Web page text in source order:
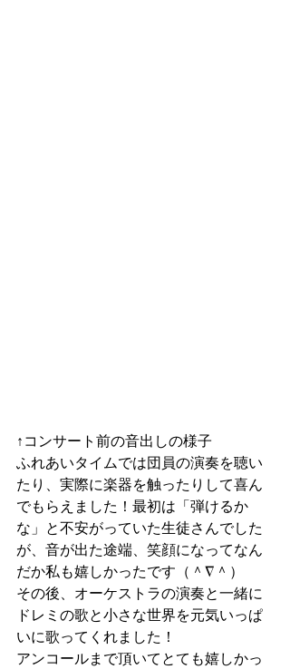
↑コンサート前の音出しの様子
ふれあいタイムでは団員の演奏を聴い
たり、実際に楽器を触ったりして喜ん
でもらえました！最初は「弾けるか
な」と不安がっていた生徒さんでした
が、音が出た途端、笑顔になってなん
だか私も嬉しかったです（＾∇＾）
その後、オーケストラの演奏と一緒に
ドレミの歌と小さな世界を元気いっぱ
いに歌ってくれました！
アンコールまで頂いてとても嬉しかっ